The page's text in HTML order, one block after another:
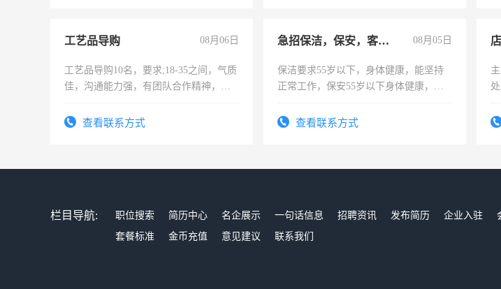
工艺品导购 08月06日
工艺品导购10名，要求;18-35之间，气质
佳，沟通能力强，有团队合作精神，有
查看联系方式
急招保洁，保安，客服，工程 08月05日
保洁要求55岁以下，身体健康，能坚持
正常工作，保安55岁以下身体健康，有
录，客服要求45岁以下高中以上文化，
查看联系方式
栏目导航: 职位搜索 简历中心 名企展示 一句话信息 招聘资讯 发布简历 企业入驻
套餐标准
金币充值 意见建议 联系我们